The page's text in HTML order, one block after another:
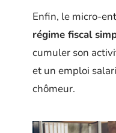
Enfin, le micro-
régime fiscal
cumuler son
et un emploi
chômeur.